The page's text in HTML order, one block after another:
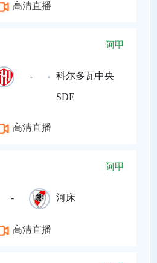
高清直播
阿甲
- 科尔多瓦中央
SDE
高清直播
阿甲
- 河床
高清直播